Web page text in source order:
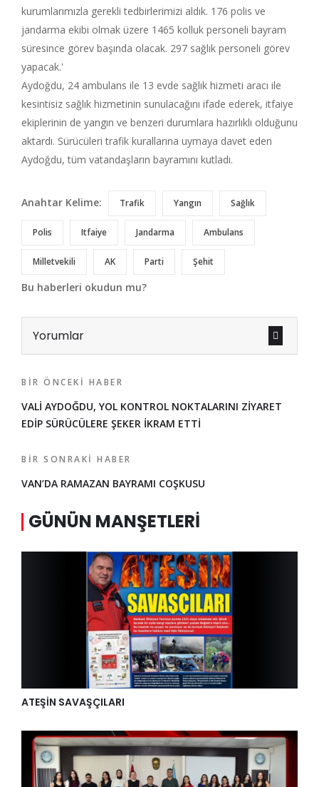
kurumlarımızla gerekli tedbirlerimizi aldık. 176 polis ve
jandarma ekibi olmak üzere 1465 kolluk personeli bayram
süresince görev başında olacak. 297 sağlık personeli görev
yapacak.'
Aydoğdu, 24 ambulans ile 13 evde sağlık hizmeti aracı ile
kesintisiz sağlık hizmetinin sunulacağını ifade ederek, itfaiye
ekiplerinin de yangın ve benzeri durumlara hazırlıklı olduğunu
aktardı. Sürücüleri trafik kurallarına uymaya davet eden
Aydoğdu, tüm vatandaşların bayramını kutladı.
Anahtar Kelime: Trafik Yangın Sağlık
Polis Itfaiye Jandarma Ambulans
Milletvekili AK Parti Şehit
Bu haberleri okudun mu?
Yorumlar
BIR ÖNCEKI HABER
VALİ AYDOĞDU, YOL KONTROL NOKTALARINI ZİYARET
EDİP SÜRÜCÜLERE ŞEKER İKRAM ETTİ
BIR SONRAKI HABER
VAN’DA RAMAZAN BAYRAMI COŞKUSU
GÜNÜN MANŞETLERI
ATEŞİN SAVAŞÇILARI